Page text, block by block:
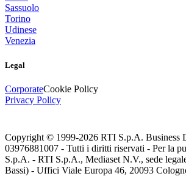
Sassuolo
Torino
Udinese
Venezia
Legal
CorporateCookie Policy
Privacy Policy
Copyright © 1999-2026 RTI S.p.A. Business
03976881007 - Tutti i diritti riservati - Per la
S.p.A. - RTI S.p.A., Mediaset N.V., sede
Bassi) - Uffici Viale Europa 46, 20093